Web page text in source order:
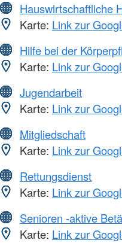
Hauswirtschaftliche
Karte: Link zur
Hilfe bei der
Karte: Link zur
Jugendarbeit
Karte: Link zur
Mitgliedschaft
Karte: Link zur
Rettungsdienst
Karte: Link zur
Senioren -aktive
Karte: Link zur